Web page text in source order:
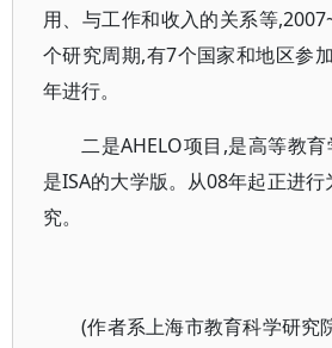
用、与工作和收入的关系等
个研究周期,有7个国家和地区参
年进行。
二是AHELO项目,是高等教
是ISA的大学版。从08年起正进
究。
(作者系上海市教育科学研究